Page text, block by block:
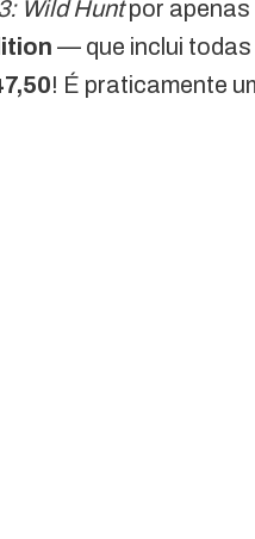
Wild Huntpor apenas
— que inclui
! É praticamente